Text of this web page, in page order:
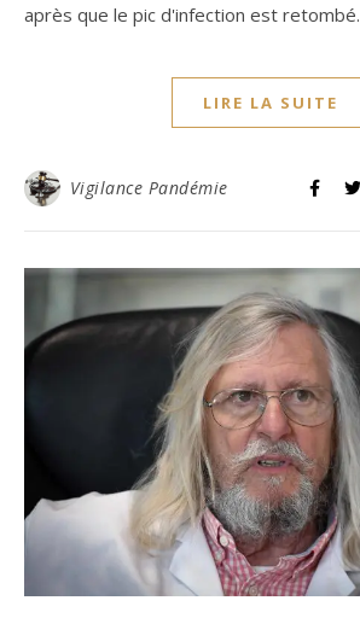
après que le pic d'infection est retombé.
LIRE LA SUITE
Vigilance Pandémie